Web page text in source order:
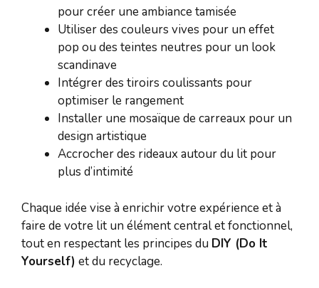
pour créer une ambiance tamisée
Utiliser des couleurs vives pour un effet
pop ou des teintes neutres pour un look
scandinave
Intégrer des tiroirs coulissants pour
optimiser le rangement
Installer une mosaïque de carreaux pour un
design artistique
Accrocher des rideaux autour du lit pour
plus d’intimité
Chaque idée vise à enrichir votre expérience et à
faire de votre lit un élément central et fonctionnel,
tout en respectant les principes du DIY (Do It
Yourself) et du recyclage.